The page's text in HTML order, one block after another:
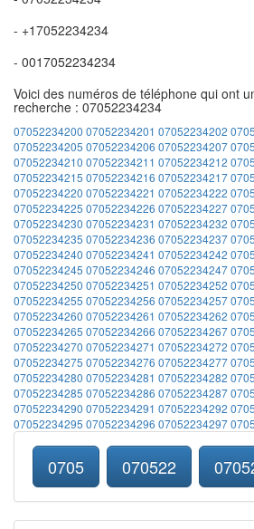
- +17052234234
- 0017052234234
Voici des numéros de téléphone qui ont
recherche : 07052234234
07052234200 07052234201 07052234202
07052234205 07052234206 07052234207
07052234210 07052234211 07052234212
07052234215 07052234216 07052234217
07052234220 07052234221 07052234222
07052234225 07052234226 07052234227
07052234230 07052234231 07052234232
07052234235 07052234236 07052234237
07052234240 07052234241 07052234242
07052234245 07052234246 07052234247
07052234250 07052234251 07052234252
07052234255 07052234256 07052234257
07052234260 07052234261 07052234262
07052234265 07052234266 07052234267
07052234270 07052234271 07052234272
07052234275 07052234276 07052234277
07052234280 07052234281 07052234282
07052234285 07052234286 07052234287
07052234290 07052234291 07052234292
07052234295 07052234296 07052234297
0705 070522